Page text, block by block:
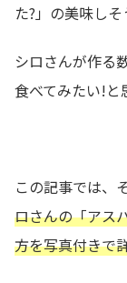
た?」の美味しそ
シロさんが作る
食べてみたい!と
この記事では、
ロさんの「アス
方を写真付きで